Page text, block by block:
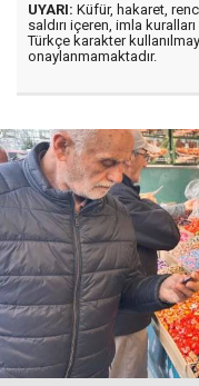
UYARI: Küfür, hakaret,
saldırı içeren, imla
Türkçe karakter
onaylanmamaktadır.